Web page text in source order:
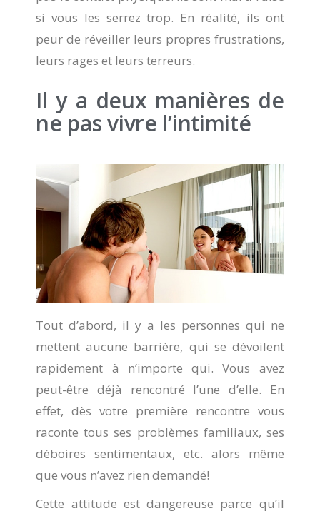
si vous les serrez trop. En réalité, ils ont
peur de réveiller leurs propres frustrations,
leurs rages et leurs terreurs.
Il y a deux manières de
ne pas vivre l’intimité
Tout d’abord, il y a les personnes qui ne
mettent aucune barrière, qui se dévoilent
rapidement à n’importe qui. Vous avez
peut-être déjà rencontré l’une d’elle. En
effet, dès votre première rencontre vous
raconte tous ses problèmes familiaux, ses
déboires sentimentaux, etc. alors même
que vous n’avez rien demandé!
Cette attitude est dangereuse parce qu’il